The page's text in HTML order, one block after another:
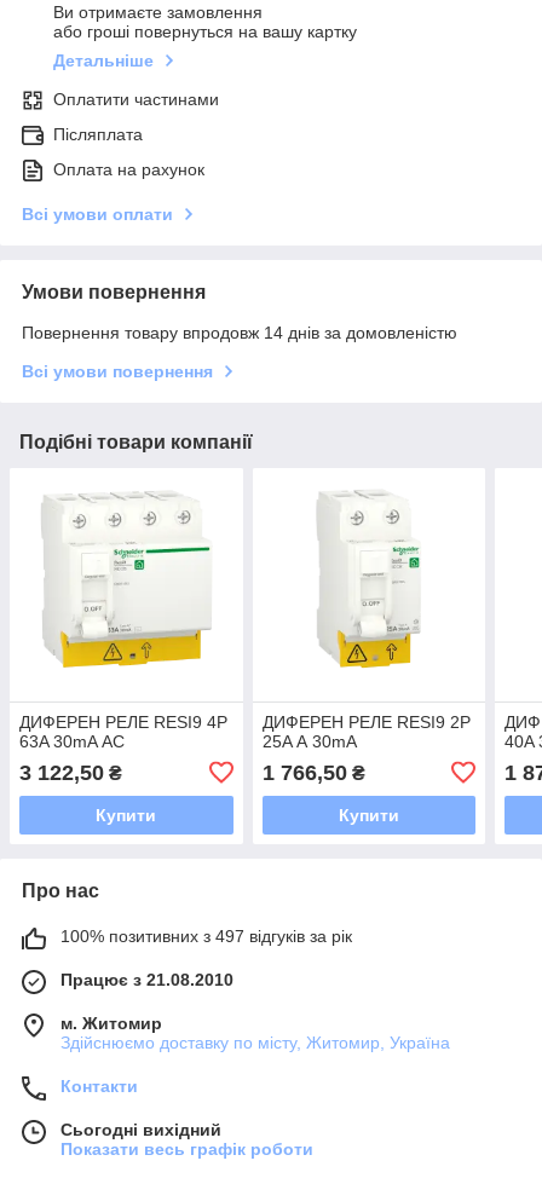
Ви отримаєте замовлення
або гроші повернуться на вашу картку
Детальніше
Оплатити частинами
Післяплата
Оплата на рахунок
Всі умови оплати
Умови повернення
Повернення товару впродовж 14 днів за домовленістю
Всі умови повернення
Подібні товари компанії
ДИФЕРЕН РЕЛЕ RESI9 4P
63A 30mA АС
3 122,50 ₴
Купити
ДИФЕРЕН РЕЛЕ RESI9 2P
25A А 30mA
1 766,50₴
Купити
40A
1
Про нас
100% позитивних з 497 відгуків за рік
Працює з 21.08.2010
м. Житомир
Здійснюємо доставку по місту, Житомир, Україна
Контакти
Сьогодні вихідний
Показати весь графік роботи